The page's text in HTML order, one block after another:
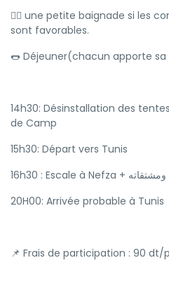
🏊‍♂️ une petite baignade si les
sont favorables.
🌭 Déjeuner(chacun apporte
14h30: Désinstallation des
de Camp
15h30: Départ vers Tunis
20H00: Arrivée probable à Tunis
📌 Frais de participation : 90 dt/